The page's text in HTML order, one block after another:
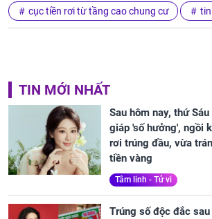
cục tiền rơi từ tầng cao chung cư
TIN MỚI NHẤT
Sau hôm nay, thứ
giáp 'số hưởng', ngồi
rơi trúng đầu, vừa
tiền vàng
Tâm linh - Tử vi
Trúng số độc đắc